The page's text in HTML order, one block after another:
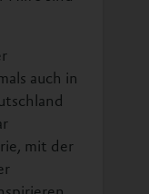
auch in
mit der